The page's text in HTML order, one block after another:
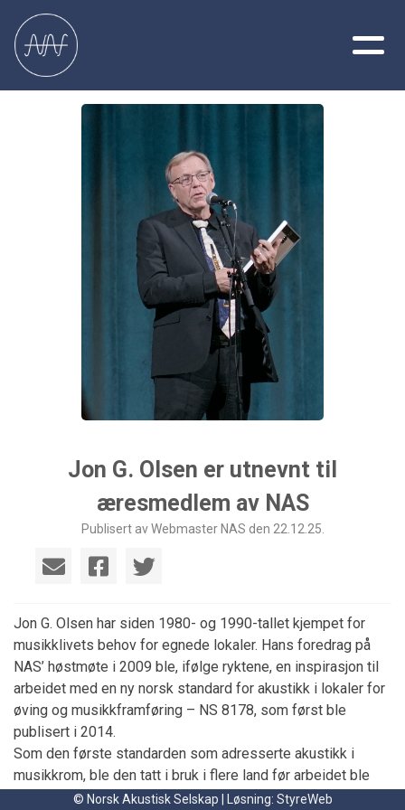
Jon G. Olsen er utnevnt til
æresmedlem av NAS
Publisert av Webmaster NAS den 22.12.25.
Jon G. Olsen har siden 1980- og 1990-tallet kjempet for
musikklivets behov for egnede lokaler. Hans foredrag på
NAS’ høstmøte i 2009 ble, ifølge ryktene, en inspirasjon til
arbeidet med en ny norsk standard for akustikk i lokaler for
øving og musikkframføring – NS 8178, som først ble
publisert i 2014.
Som den første standarden som adresserte akustikk i
musikkrom, ble den tatt i bruk i flere land før arbeidet ble
løftet til internasjonalt nivå og resulterte i ISO-standarden
© Norsk Akustisk Selskap | Løsning: StyreWeb